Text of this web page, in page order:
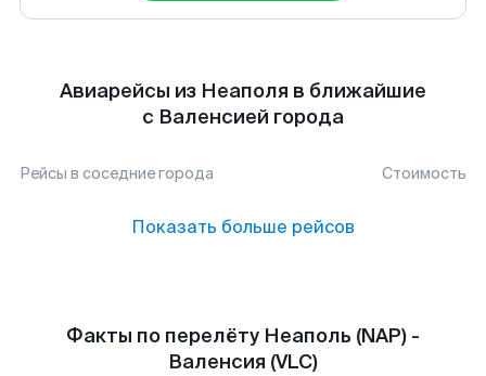
Авиарейсы из Неаполя в ближайшие
с Валенсией города
Рейсы в соседние города Стоимость
Показать больше рейсов
Факты по перелёту Неаполь (NAP) -
Валенсия (VLC)